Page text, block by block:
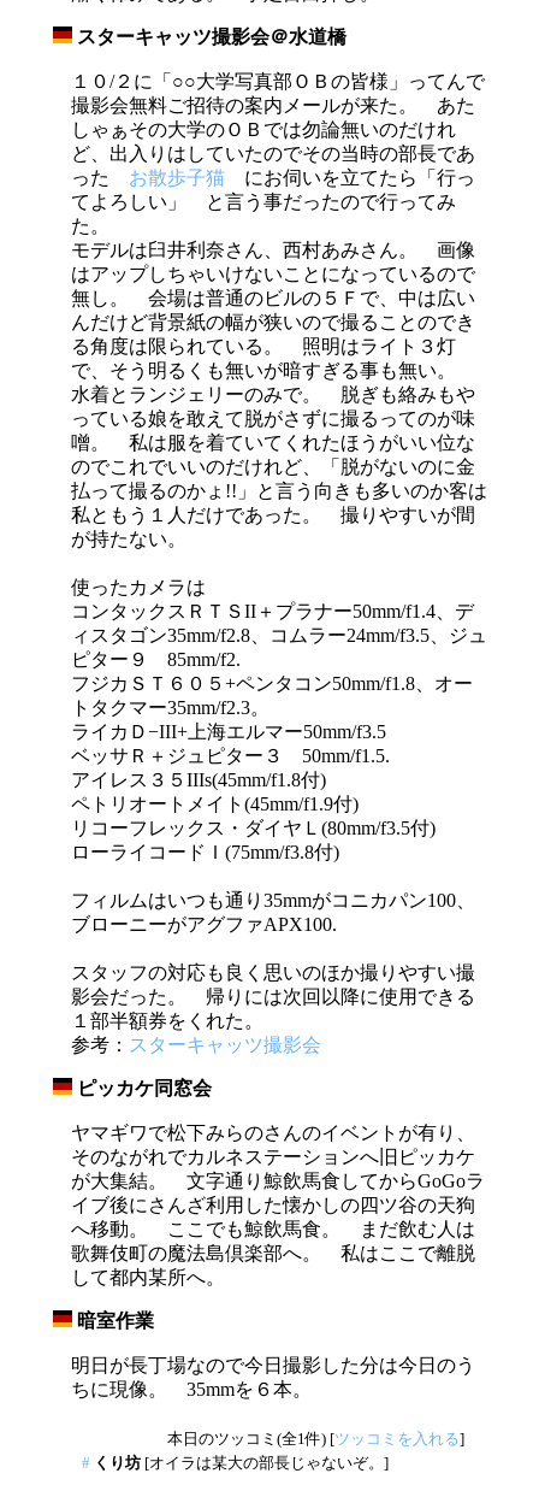
スターキャッツ撮影会＠水道橋
１０/２に「○○大学写真部ＯＢの皆様」ってんで
撮影会無料ご招待の案内メールが来た。 あた
しゃぁその大学のＯＢでは勿論無いのだけれ
ど、出入りはしていたのでその当時の部長であ
った お散歩子猫 にお伺いを立てたら「行っ
てよろしい」 と言う事だったので行ってみ
た。
モデルは臼井利奈さん、西村あみさん。 画像
はアップしちゃいけないことになっているので
無し。 会場は普通のビルの５Ｆで、中は広い
んだけど背景紙の幅が狭いので撮ることのでき
る角度は限られている。 照明はライト３灯
で、そう明るくも無いが暗すぎる事も無い。
水着とランジェリーのみで。 脱ぎも絡みもや
っている娘を敢えて脱がさずに撮るってのが味
噌。 私は服を着ていてくれたほうがいい位な
のでこれでいいのだけれど、「脱がないのに金
払って撮るのかょ!!」と言う向きも多いのか客は
私ともう１人だけであった。 撮りやすいが間
が持たない。
使ったカメラは
コンタックスＲＴＳII＋プラナー50mm/f1.4、デ
ィスタゴン35mm/f2.8、コムラー24mm/f3.5、ジュ
ピター９ 85mm/f2.
フジカＳＴ６０５+ペンタコン50mm/f1.8、オー
トタクマー35mm/f2.3。
ライカＤ−III+上海エルマー50mm/f3.5
ベッサＲ＋ジュピター３ 50mm/f1.5.
アイレス３５IIIs(45mm/f1.8付)
ペトリオートメイト(45mm/f1.9付)
リコーフレックス・ダイヤＬ(80mm/f3.5付)
ローライコードＩ(75mm/f3.8付)
フィルムはいつも通り35mmがコニカパン100、
ブローニーがアグファAPX100.
スタッフの対応も良く思いのほか撮りやすい撮
影会だった。 帰りには次回以降に使用できる
１部半額券をくれた。
参考： スターキャッツ撮影会
ピッカケ同窓会
ヤマギワで松下みらのさんのイベントが有り、
そのながれでカルネステーションへ旧ピッカケ
が大集結。 文字通り鯨飲馬食してからGoGoラ
イブ後にさんざ利用した懐かしの四ツ谷の天狗
へ移動。 ここでも鯨飲馬食。 まだ飲む人は
歌舞伎町の魔法島倶楽部へ。 私はここで離脱
して都内某所へ。
暗室作業
明日が長丁場なので今日撮影した分は今日のう
ちに現像。 35mmを６本。
本日のツッコミ(全1件) [ツッコミを入れる]
# くり坊 [オイラは某大の部長じゃないぞ。]